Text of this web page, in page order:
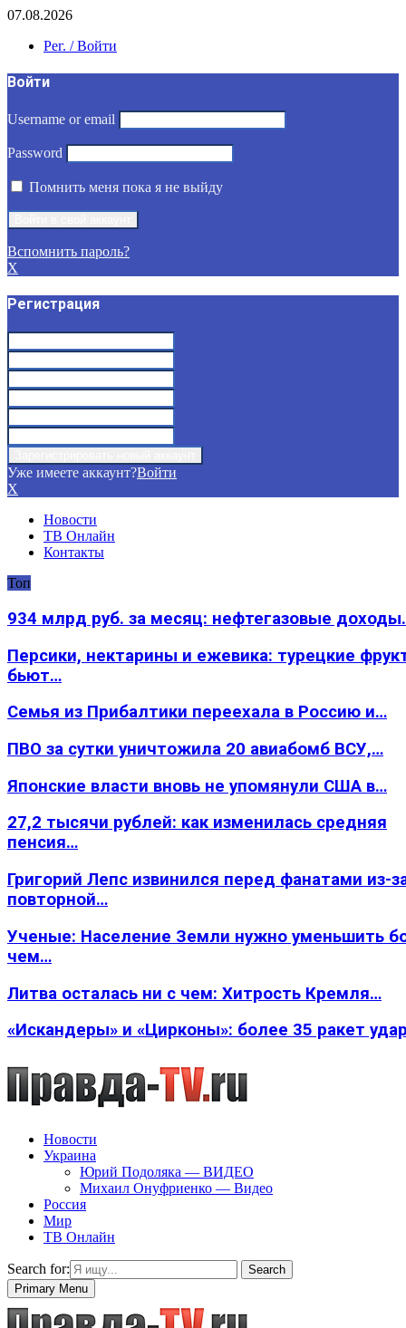
07.08.2026
Рег. / Войти
Войти
Username or email
Password
Помнить меня пока я не выйду
Вспомнить пароль?
X
Регистрация
Уже имеете аккаунт?Войти
X
Новости
ТВ Онлайн
Контакты
Топ
934 млрд руб. за месяц: нефтегазовые
Персики, нектарины и ежевика: турецкие
бьют…
Семья из Прибалтики переехала в Россию и…
ПВО за сутки уничтожила 20 авиабомб ВСУ,…
Японские власти вновь не упомянули США в…
27,2 тысячи рублей: как изменилась средняя
пенсия…
Григорий Лепс извинился перед фанатами из-
повторной…
Ученые: Население Земли нужно уменьшить
чем…
Литва осталась ни с чем: Хитрость Кремля…
«Искандеры» и «Цирконы»: более 35 ракет
Новости
Украина
Юрий Подоляка — ВИДЕО
Михаил Онуфриенко — Видео
Россия
Мир
ТВ Онлайн
Search for:
Search
Primary Menu